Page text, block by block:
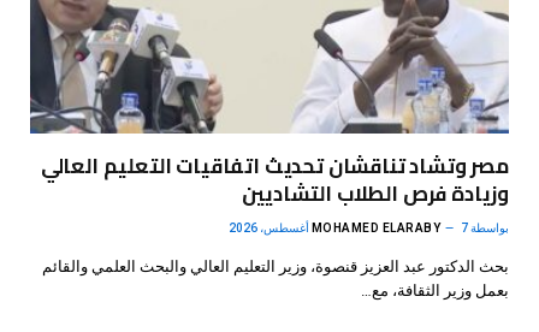
مصر وتشاد تناقشان تحديث اتفاقيات التعليم العالي
وزيادة فرص الطلاب التشاديين
بواسطة MOHAMED ELARABY 7 أغسطس، 2026
بحث الدكتور عبد العزيز قنصوة، وزير التعليم العالي والبحث العلمي والقائم
بعمل وزير الثقافة، مع…